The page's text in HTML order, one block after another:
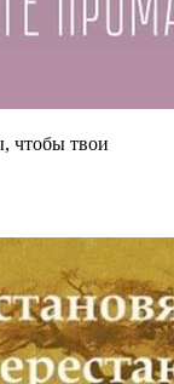
чтобы твои